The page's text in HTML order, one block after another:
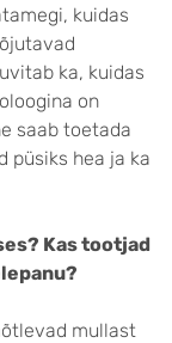
kuidas
ka, kuidas
on
saab toetada
püsiks hea ja ka
Kas tootjad
mullast